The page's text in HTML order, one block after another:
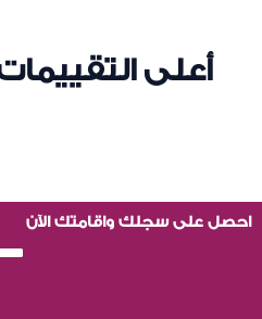
أعلى
احصل على سجلك واقامتك الآن